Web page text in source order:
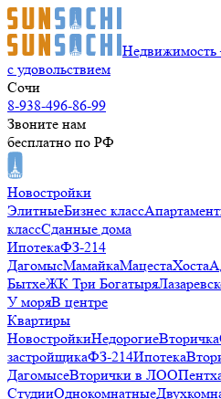
Недвижимость
с удовольствием
Сочи
8-938-496-86-99
Звоните нам
бесплатно по РФ
Новостройки
ЭлитныеБизнес класс
классСданные дома
ИпотекаФЗ-214
ДагомысМамайкаМацестаХоста
БытхеЖК Три Богатыря
У моряВ центре
Квартиры
НовостройкиНедорогиеВторичка
застройщикаФЗ-214Ипотека
ДагомысеВторички в ЛОО
СтудииОднокомнатные